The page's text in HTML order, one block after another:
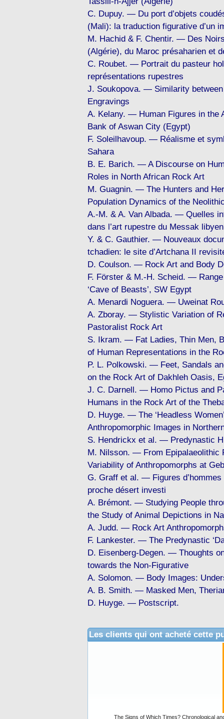
C. Dupuy. — Du port d’objets
(Mali): la traduction figurative d’un
M. Hachid & F. Chentir. — Des
(Algérie), du Maroc présaharien et
C. Roubet. — Portrait du pasteur
représentations rupestres
J. Soukopova. — Similarity
Engravings
A. Kelany. — Human Figures in the
Bank of Aswan City (Egypt)
F. Soleilhavoup. — Réalisme et
Sahara
B. E. Barich. — A Discourse on
Roles in North African Rock Art
M. Guagnin. — The Hunters and
Population Dynamics of the
A.-M. & A. Van Albada. — Quelles
dans l’art rupestre du Messak
Y. & C. Gauthier. — Nouveaux
tchadien: le site d’Artchana II
D. Coulson. — Rock Art and Body
F. Förster & M.-H. Scheid. —
‘Cave of Beasts’, SW Egypt
A. Menardi Noguera. — Uweinat
A. Zboray. — Stylistic Variation of
Pastoralist Rock Art
S. Ikram. — Fat Ladies, Thin Men,
of Human Representations in the
P. L. Polkowski. — Feet, Sandals
on the Rock Art of Dakhleh Oasis,
J. C. Darnell. — Homo Pictus and
Humans in the Rock Art of the
D. Huyge. — The ‘Headless
Anthropomorphic Images in
S. Hendrickx et al. — Predynastic
M. Nilsson. — From Epipalaeolithic
Variability of Anthropomorphs at
G. Graff et al. — Figures
proche désert investi
A. Brémont. — Studying People
the Study of Animal Depictions in
A. Judd. — Rock Art
F. Lankester. — The Predynastic
D. Eisenberg-Degen. — Thoughts
towards the Non-Figurative
A. Solomon. — Body Images:
A. B. Smith. — Masked Men,
D. Huyge. — Postscript.
Les clients qui ont acheté cette
The Signs of Which Times? Chronological